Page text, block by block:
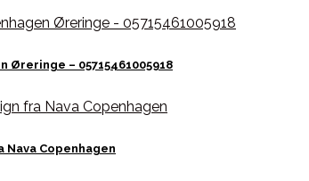
Øreringe – 05715461005918
Nava Copenhagen